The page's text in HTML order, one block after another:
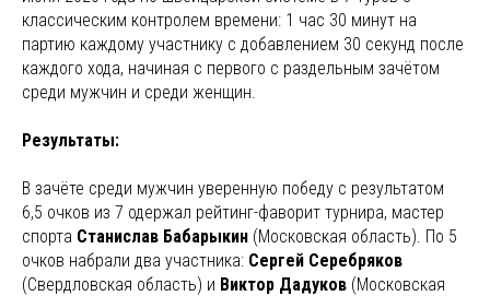
классическим контролем времени: 1 час 30 минут на
партию каждому участнику с добавлением 30 секунд после
каждого хода, начиная с первого с раздельным зачётом
среди мужчин и среди женщин.
Результаты:
В зачёте среди мужчин уверенную победу с результатом
6,5 очков из 7 одержал рейтинг-фаворит турнира, мастер
спорта Станислав Бабарыкин (Московская область). По 5
очков набрали два участника: Сергей Серебряков
(Свердловская область) и Виктор Дадуков (Московская